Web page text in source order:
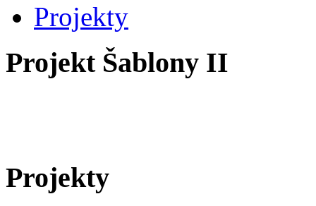
Projekty
Projekt Šablony II
Projekty